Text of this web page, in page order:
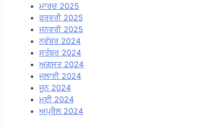
ਮਾਰਚ 2025
ਫਰਵਰੀ 2025
ਜਨਵਰੀ 2025
ਨਵੰਬਰ 2024
ਸਤੰਬਰ 2024
ਅਗਸਤ 2024
ਜੁਲਾਈ 2024
ਜੂਨ 2024
ਮਈ 2024
ਅਪ੍ਰੈਲ 2024